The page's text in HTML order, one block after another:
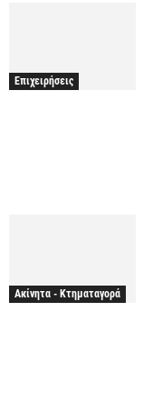
Επιχειρήσεις
Ακίνητα - Κτηματαγορά